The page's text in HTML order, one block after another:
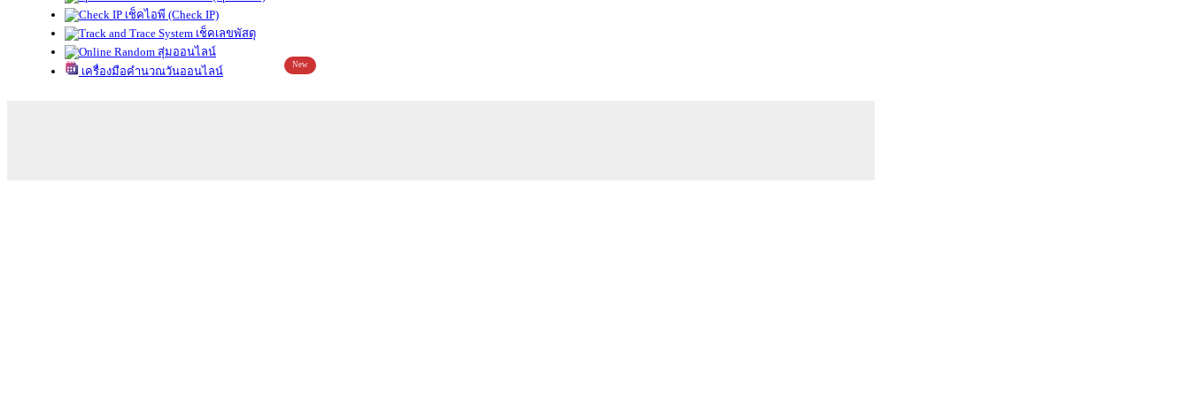
เช็คไอพี (Check IP)
เช็คเลขพัสดุ
สุ่มออนไลน์
เครื่องมือคำนวณวันออนไลน์
New